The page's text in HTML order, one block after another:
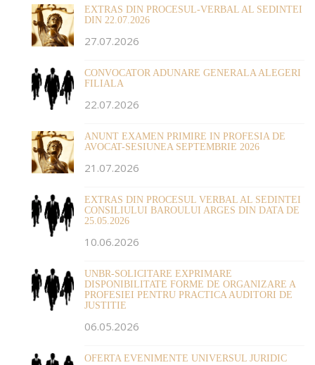
EXTRAS DIN PROCESUL-VERBAL AL SEDINTEI
DIN 22.07.2026
27.07.2026
CONVOCATOR ADUNARE GENERALA ALEGERI
FILIALA
22.07.2026
ANUNT EXAMEN PRIMIRE IN PROFESIA DE
AVOCAT-SESIUNEA SEPTEMBRIE 2026
21.07.2026
EXTRAS DIN PROCESUL VERBAL AL SEDINTEI
CONSILIULUI BAROULUI ARGES DIN DATA DE
25.05.2026
10.06.2026
UNBR-SOLICITARE EXPRIMARE
DISPONIBILITATE FORME DE ORGANIZARE A
PROFESIEI PENTRU PRACTICA AUDITORI DE
JUSTITIE
06.05.2026
OFERTA EVENIMENTE UNIVERSUL JURIDIC